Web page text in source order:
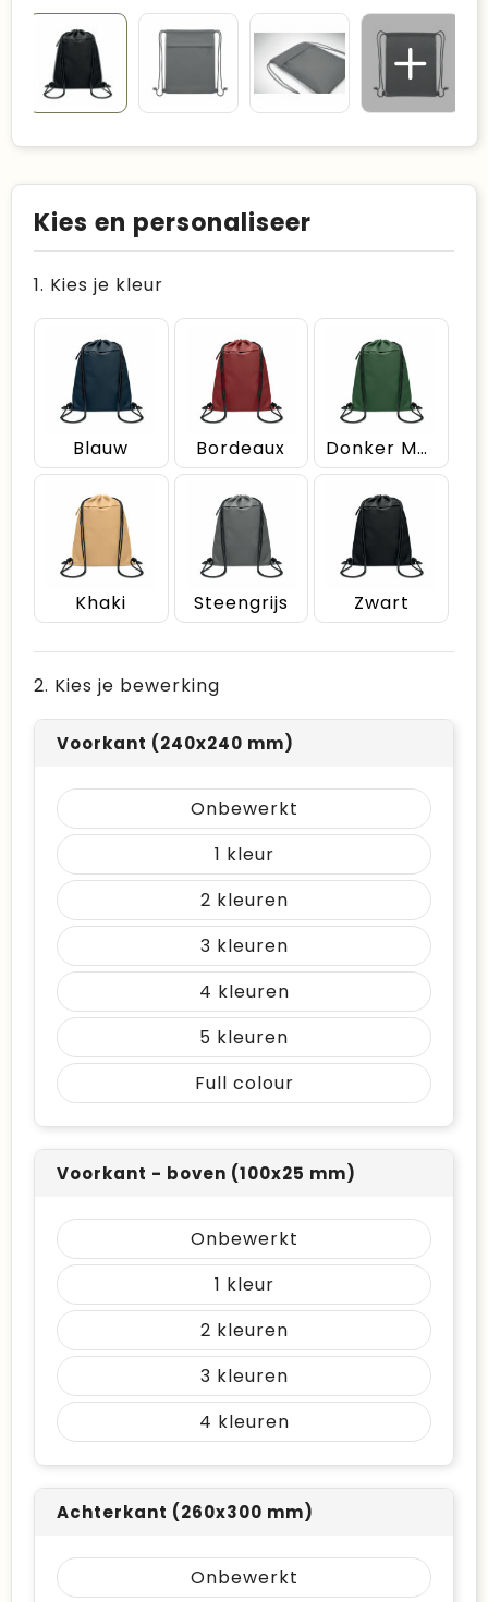
Kies en personaliseer
1. Kies je kleur
Blauw Bordeaux Donker Marinegroen
Khaki Steengrijs Zwart
2. Kies je bewerking
Voorkant (240x240 mm)
Onbewerkt
1
2
3
4
5
Full colour
Voorkant - boven (100x25 mm)
Onbewerkt
1
2
3
4
Achterkant (260x300 mm)
Onbewerkt